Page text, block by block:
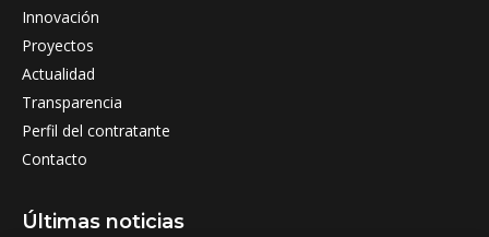
Innovación
Proyectos
Actualidad
Transparencia
Perfil del contratante
Contacto
Últimas noticias